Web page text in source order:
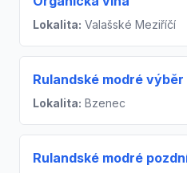
Lokalita: Valašské Meziříčí
Rulandské modré
Lokalita: Bzenec
Rulandské modré